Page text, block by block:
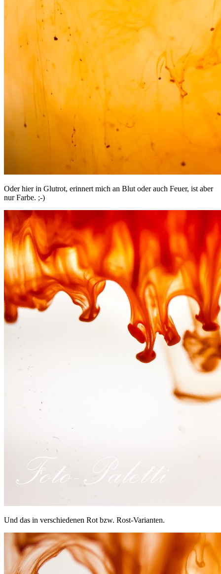
Oder hier in Glutrot, erinnert mich an Blut oder auch Feuer, ist aber
nur Farbe. ;-)
Und das in verschiedenen Rot bzw. Rost-Varianten.